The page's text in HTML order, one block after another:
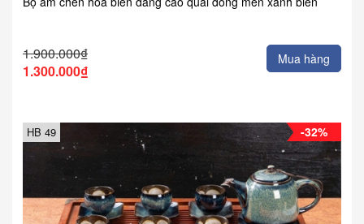
1.900.000₫
1.300.000₫
Mua hàng
-32%
HB 49